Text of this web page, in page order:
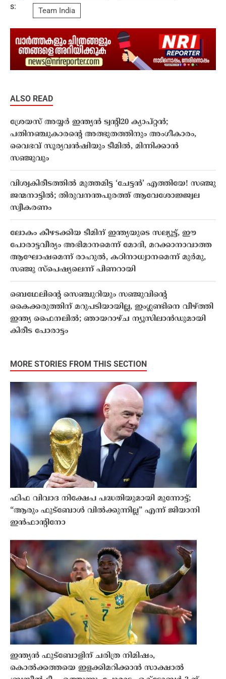
s:
Team India
ALSO READ
ശ്രേയസ് അയ്യർ ഇന്ത്യൻ ട്വന്റി20 ക്യാപ്റ്റൻ;
പതിനഞ്ചുകാരന്റെ അത്ഭുതത്തിനും അംഗീകാരം,
വൈഭവ് സൂര്യവൻഷിയും ടീമിൽ, മിന്നിക്കാൻ
സഞ്ജുവും
വിശ്വകിരീടത്തിൽ മുത്തമിട്ട ‘ചേട്ടൻ’ എത്തിയേ! സഞ്ജു
ജന്മനാട്ടിൽ; തിരുവനന്തപുരത്ത് ആവേശോജ്ജ്വല
സ്വീകരണം
ലോകം കീഴടക്കിയ ടീമിന് ഇന്ത്യയുടെ സല്യൂട്ട്, ഈ
പോരാട്ടവീര്യം അഭിമാനമെന്ന് മോദി, മറക്കാനാവാത്ത
ആഘോഷമെന്ന് രാഹുൽ, കഠിനാധ്വാനമെന്ന് മുർമു,
സഞ്ജു സ്പെഷ്യലെന്ന് പിണറായി
ബെഥേലിന്റെ സെഞ്ചുറിയും സഞ്ജുവിന്റെ
കൈക്കരുത്തിന് മറുപടിയായില്ല, ഇംഗ്ലണ്ടിനെ വീഴ്ത്തി
ഇന്ത്യ ഫൈനലിൽ; ഞായറാഴ്ച ന്യൂസിലാൻഡുമായി
കിരീട പോരാട്ടം
MORE STORIES FROM THIS SECTION
ഫിഫ വിവാദ നിക്ഷേപ പദ്ധതിയുമായി മുന്നോട്ട്;
“ആരും ഫുട്ബോൾ വിൽക്കുന്നില്ല” എന്ന് ജിയാനി
ഇൻഫാൻ്റിനോ
ഇന്ത്യൻ ഫുട്ബോളിന് ചരിത്ര നിമിഷം,
കൊൽക്കത്തയെ ഇളക്കിമറിക്കാൻ സാക്ഷാൽ